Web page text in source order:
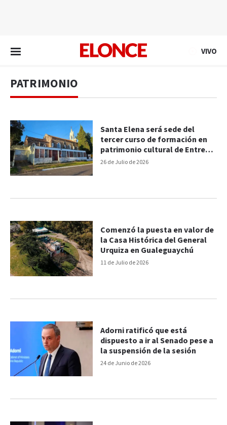
VIVO
PATRIMONIO
26 de Julio de 2026
Santa Elena será sede del
tercer curso de formación en
patrimonio cultural de Entre
Ríos
11 de Julio de 2026
Comenzó la puesta en valor de
la Casa Histórica del General
Urquiza en Gualeguaychú
24 de Junio de 2026
Adorni ratificó que está
dispuesto a ir al Senado pese a
la suspensión de la sesión